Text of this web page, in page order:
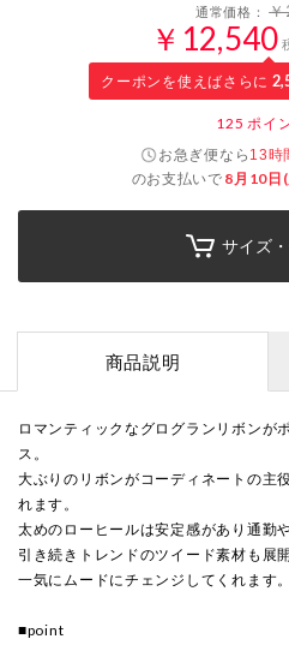
通常価格：
￥12,540
クーポンを使えばさらに
125 ポイ
お急ぎ便なら 13時
のお支払いで 8月10日
サイズ
商品説明
ロマンティックなグログランリボンが
ス。
大ぶりのリボンがコーディネートの主
れます。
太めのローヒールは安定感があり通勤
引き続きトレンドのツイード素材も展
一気にムードにチェンジしてくれます。
■point